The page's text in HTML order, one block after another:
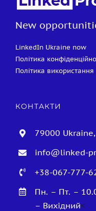
New
LinkedIn Ukraine now
Політика
Політика
КОНТАКТИ
79000
info@linked-
+38-067-777-
Пн. – Пт. –
– Вихідний<